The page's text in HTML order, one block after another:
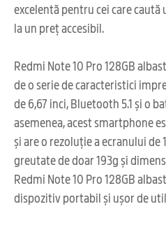
excelentă pentru cei care
la un preț accesibil.
Redmi Note 10 Pro 128GB
de o serie de caracteristici
de 6,67 inci, Bluetooth 5.1 și o
asemenea, acest smartphone
și are o rezoluție a ecranului de
greutate de doar 193g și
Redmi Note 10 Pro 128GB
dispozitiv portabil și ușor de